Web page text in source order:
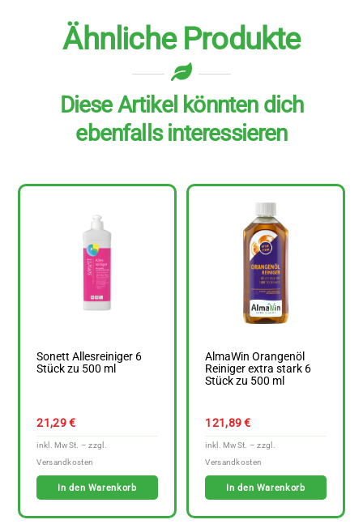
Ähnliche Produkte
Diese Artikel könnten dich
ebenfalls interessieren
Sonett Allesreiniger 6
Stück zu 500 ml
21,29€
In den Warenkorb
AlmaWin Orangenöl
Reiniger extra stark 6
Stück zu 500 ml
121,89€
In den Warenkorb